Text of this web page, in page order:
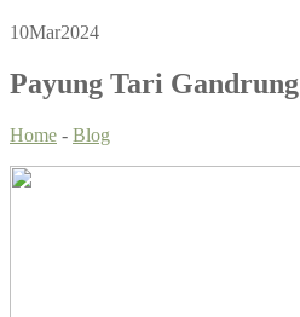
10Mar2024
Payung Tari Gandrung
Home - Blog